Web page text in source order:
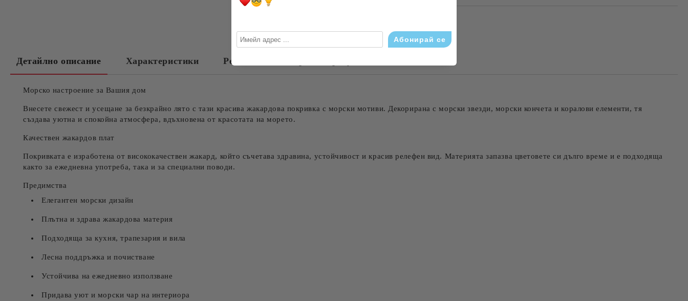
Съгласен съм сПолитиката за лични данни
Детайлно описание Характеристики Ревюта
Морско настроение за Вашия дом
Внесете свежест и усещане за безкрайно лято с тази красива жакардова покривка с морски мотиви. Декорирана с морски звезди, морски кончета и коралови елементи, тя
създава уютна и спокойна атмосфера, вдъхновена от красотата на морето.
Качествен жакардов плат
Покривката е изработена от висококачествен жакард, който съчетава здравина, устойчивост и красив релефен вид. Материята запазва цветовете си дълго време и е подходяща
както за ежедневна употреба, така и за специални поводи.
Предимства
Елегантен морски дизайн
Плътна и здрава жакардова материя
Подходяща за кухня, трапезария и вила
Лесна поддръжка и почистване
Устойчива на ежедневно използване
Придава уют и морски чар на интериора